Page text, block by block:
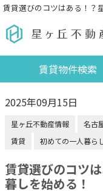
賃貸選びのコツはある！？
賃貸物件検索
2025年09月15日
星ヶ丘不動産情報 名古
賃貸
初めての一人暮ら
賃貸選びのコツ
暮しを始める！